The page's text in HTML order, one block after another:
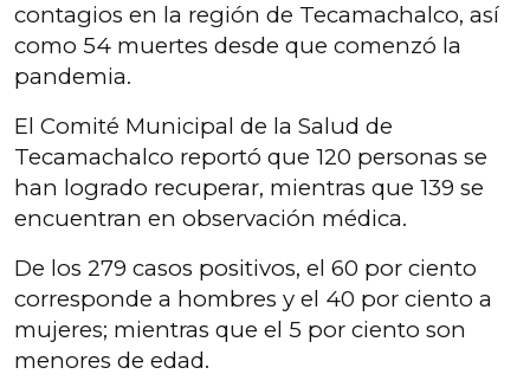
contagios en la región de Tecamachalco, así
como 54 muertes desde que comenzó la
pandemia.
El Comité Municipal de la Salud de
Tecamachalco reportó que 120 personas se
han logrado recuperar, mientras que 139 se
encuentran en observación médica.
De los 279 casos positivos, el 60 por ciento
corresponde a hombres y el 40 por ciento a
mujeres; mientras que el 5 por ciento son
menores de edad.